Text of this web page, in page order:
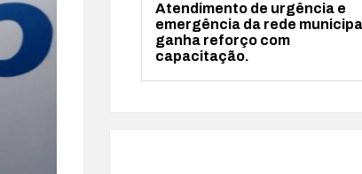
Atendimento de urgência e
emergência da rede municipal
ganha reforço com
capacitação.